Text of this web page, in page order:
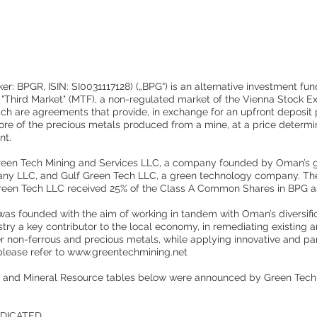
BPGR, ISIN: SI0031117128) („BPG“) is an alternative investment
Market" (MTF), a non-regulated market of the Vienna Stock
are agreements that provide, in exchange for an upfront
of the precious metals produced from a mine, at a price
Tech Mining and Services LLC, a company founded by Oman’s
LLC, and Gulf Green Tech LLC, a green technology company.
Tech LLC received 25% of the Class A Common Shares in BPG
founded with the aim of working in tandem with Oman’s
a key contributor to the local economy, in remediating existing
non-ferrous and precious metals, while applying innovative and
refer to www.greentechmining.net
and Mineral Resource tables below were announced by Green